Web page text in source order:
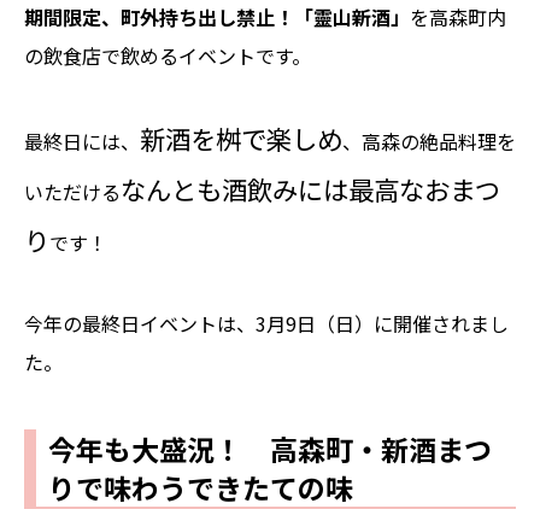
期間限定、町外持ち出し禁止！「靈山新酒」 を高森町内
の飲食店で飲めるイベントです。
最終日には、 新酒を桝で楽しめ、高森の絶品料理を
いただけるなんとも酒飲みには最高なおまつ
り です！
今年の最終日イベントは、3月9日（日）に開催されまし
た。
今年も大盛況！ 高森町・新酒まつ
りで味わうできたての味